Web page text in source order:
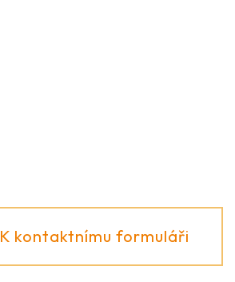
K kontaktnímu formuláři